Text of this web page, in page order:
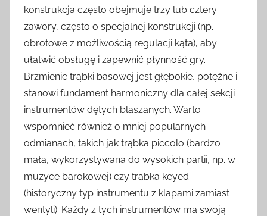
konstrukcja często obejmuje trzy lub cztery
zawory, często o specjalnej konstrukcji (np.
obrotowe z możliwością regulacji kąta), aby
ułatwić obsługę i zapewnić płynność gry.
Brzmienie trąbki basowej jest głębokie, potężne i
stanowi fundament harmoniczny dla całej sekcji
instrumentów dętych blaszanych. Warto
wspomnieć również o mniej popularnych
odmianach, takich jak trąbka piccolo (bardzo
mała, wykorzystywana do wysokich partii, np. w
muzyce barokowej) czy trąbka keyed
(historyczny typ instrumentu z klapami zamiast
wentyli). Każdy z tych instrumentów ma swoją